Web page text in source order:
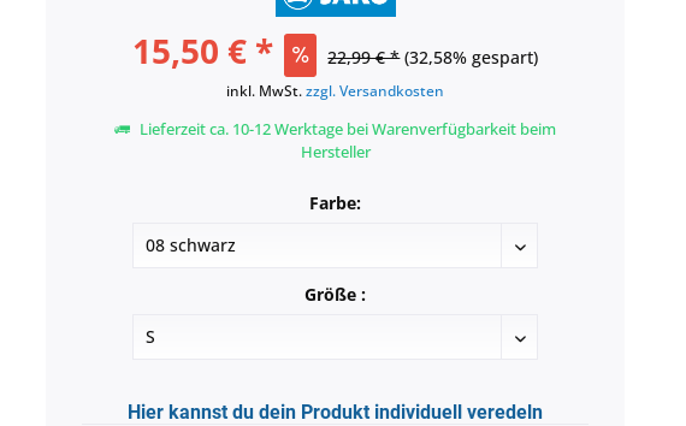
15,50 € * 22,99 € * (32,58% gespart)
inkl. MwSt.zzgl. Versandkosten
Lieferzeit ca. 10-12 Werktage bei Warenverfügbarkeit beim
Hersteller
Farbe:
Größe :
Hier kannst du dein Produkt individuell veredeln